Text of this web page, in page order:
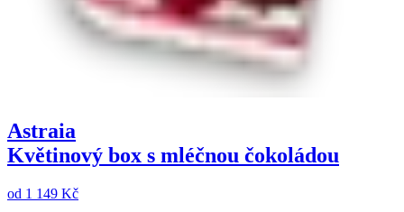
Astraia
Květinový box s mléčnou čokoládou
od 1 149 Kč